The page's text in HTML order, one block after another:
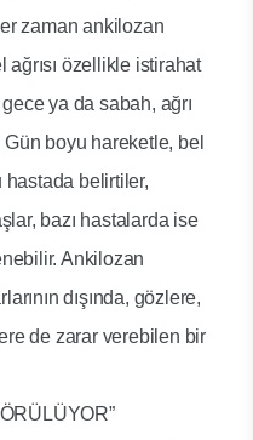
zaman ankilozan
özellikle istirahat
ya da sabah, ağrı
Gün boyu hareketle, bel
hastada belirtiler,
bazı hastalarda ise
Ankilozan
dışında, gözlere,
de zarar verebilen bir